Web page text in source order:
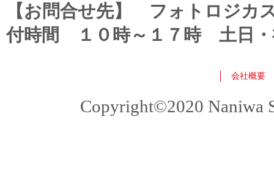
【お問合せ先】 フォトロジ
付時間 １０時～１７時 土日・
会社概要
Copyright©2020 Naniwa